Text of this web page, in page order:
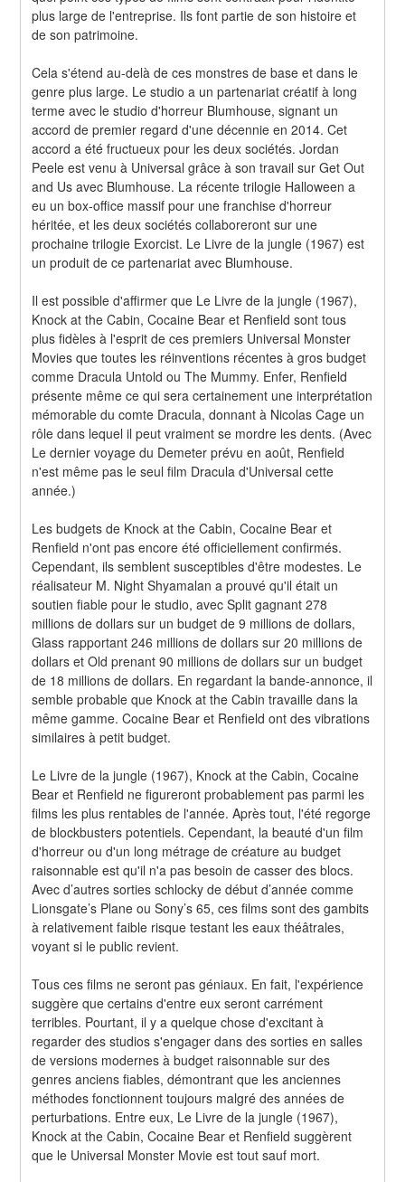
plus large de l'entreprise. Ils font partie de son histoire et
de son patrimoine.
Cela s'étend au-delà de ces monstres de base et dans le
genre plus large. Le studio a un partenariat créatif à long
terme avec le studio d'horreur Blumhouse, signant un
accord de premier regard d'une décennie en 2014. Cet
accord a été fructueux pour les deux sociétés. Jordan
Peele est venu à Universal grâce à son travail sur Get Out
and Us avec Blumhouse. La récente trilogie Halloween a
eu un box-office massif pour une franchise d'horreur
héritée, et les deux sociétés collaboreront sur une
prochaine trilogie Exorcist. Le Livre de la jungle (1967) est
un produit de ce partenariat avec Blumhouse.
Il est possible d'affirmer que Le Livre de la jungle (1967),
Knock at the Cabin, Cocaine Bear et Renfield sont tous
plus fidèles à l'esprit de ces premiers Universal Monster
Movies que toutes les réinventions récentes à gros budget
comme Dracula Untold ou The Mummy. Enfer, Renfield
présente même ce qui sera certainement une interprétation
mémorable du comte Dracula, donnant à Nicolas Cage un
rôle dans lequel il peut vraiment se mordre les dents. (Avec
Le dernier voyage du Demeter prévu en août, Renfield
n'est même pas le seul film Dracula d'Universal cette
année.)
Les budgets de Knock at the Cabin, Cocaine Bear et
Renfield n'ont pas encore été officiellement confirmés.
Cependant, ils semblent susceptibles d'être modestes. Le
réalisateur M. Night Shyamalan a prouvé qu'il était un
soutien fiable pour le studio, avec Split gagnant 278
millions de dollars sur un budget de 9 millions de dollars,
Glass rapportant 246 millions de dollars sur 20 millions de
dollars et Old prenant 90 millions de dollars sur un budget
de 18 millions de dollars. En regardant la bande-annonce, il
semble probable que Knock at the Cabin travaille dans la
même gamme. Cocaine Bear et Renfield ont des vibrations
similaires à petit budget.
Le Livre de la jungle (1967), Knock at the Cabin, Cocaine
Bear et Renfield ne figureront probablement pas parmi les
films les plus rentables de l'année. Après tout, l'été regorge
de blockbusters potentiels. Cependant, la beauté d'un film
d'horreur ou d'un long métrage de créature au budget
raisonnable est qu'il n'a pas besoin de casser des blocs.
Avec d’autres sorties schlocky de début d’année comme
Lionsgate’s Plane ou Sony’s 65, ces films sont des gambits
à relativement faible risque testant les eaux théâtrales,
voyant si le public revient.
Tous ces films ne seront pas géniaux. En fait, l'expérience
suggère que certains d'entre eux seront carrément
terribles. Pourtant, il y a quelque chose d'excitant à
regarder des studios s'engager dans des sorties en salles
de versions modernes à budget raisonnable sur des
genres anciens fiables, démontrant que les anciennes
méthodes fonctionnent toujours malgré des années de
perturbations. Entre eux, Le Livre de la jungle (1967),
Knock at the Cabin, Cocaine Bear et Renfield suggèrent
que le Universal Monster Movie est tout sauf mort.